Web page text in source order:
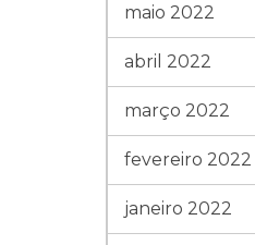
maio 2022
abril 2022
março 2022
fevereiro 2022
janeiro 2022